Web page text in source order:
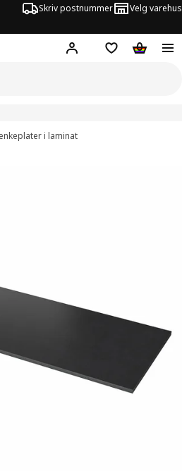
Skriv postnummer Velg varehus
Hej! Logg innHuskeliste
i laminat